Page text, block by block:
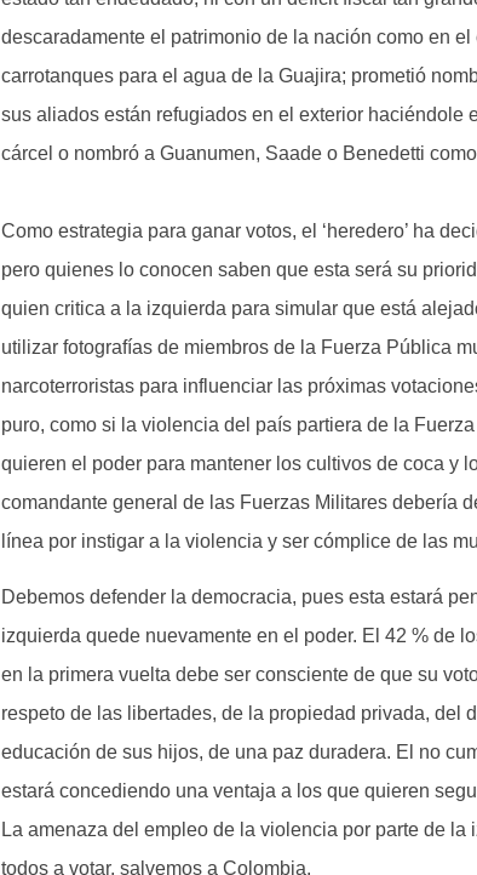
descaradamente el patrimonio de la nación como en
carrotanques para el agua de la Guajira; prometió
sus aliados están refugiados en el exterior haciéndole
cárcel o nombró a Guanumen, Saade o Benedetti
Como estrategia para ganar votos, el ‘heredero’ ha
pero quienes lo conocen saben que esta será su
quien critica a la izquierda para simular que está
utilizar fotografías de miembros de la Fuerza Pública
narcoterroristas para influenciar las próximas
puro, como si la violencia del país partiera de la
quieren el poder para mantener los cultivos de coca y
comandante general de las Fuerzas Militares debería
línea por instigar a la violencia y ser cómplice de las
Debemos defender la democracia, pues esta estará
izquierda quede nuevamente en el poder. El 42 % de
en la primera vuelta debe ser consciente de que su
respeto de las libertades, de la propiedad privada, del
educación de sus hijos, de una paz duradera. El no
estará concediendo una ventaja a los que quieren
La amenaza del empleo de la violencia por parte de
todos a votar, salvemos a Colombia.